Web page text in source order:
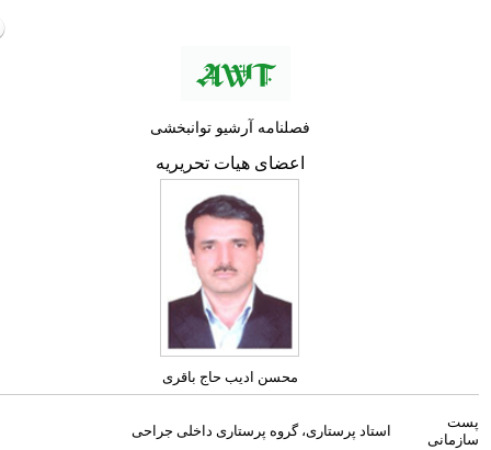
فصلنامه آرشیو توانبخشی
اعضای هیات تحریریه
محسن ادیب حاج باقری
استاد پرستاری، گروه پرستاری داخلی جراحی